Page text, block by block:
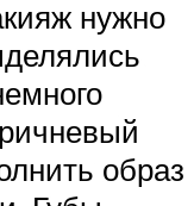
нужно
образ